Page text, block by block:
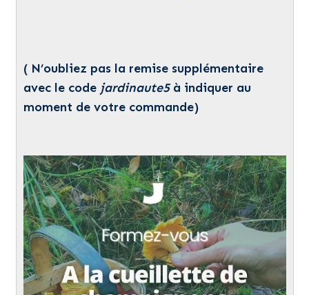
( N’oubliez pas la remise supplémentaire
avec le code jardinaute5à indiquer au
moment de votre commande)